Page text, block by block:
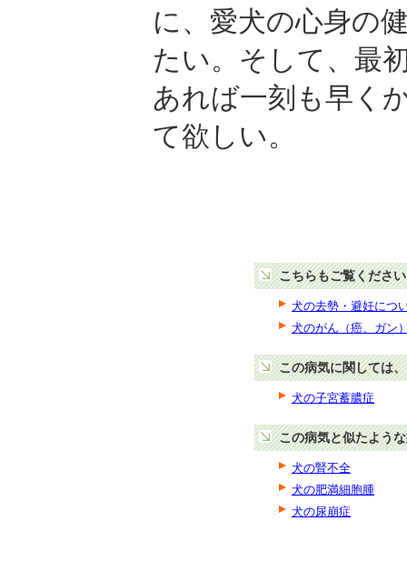
に、愛犬の心身の
たい。そして、最
あれば一刻も早く
て欲しい。
こちらもご覧ください
犬の去勢・避妊につ
犬のがん（癌、ガン
この病気に関しては
犬の子宮蓄膿症
この病気と似たよう
犬の腎不全
犬の肥満細胞腫
犬の尿崩症